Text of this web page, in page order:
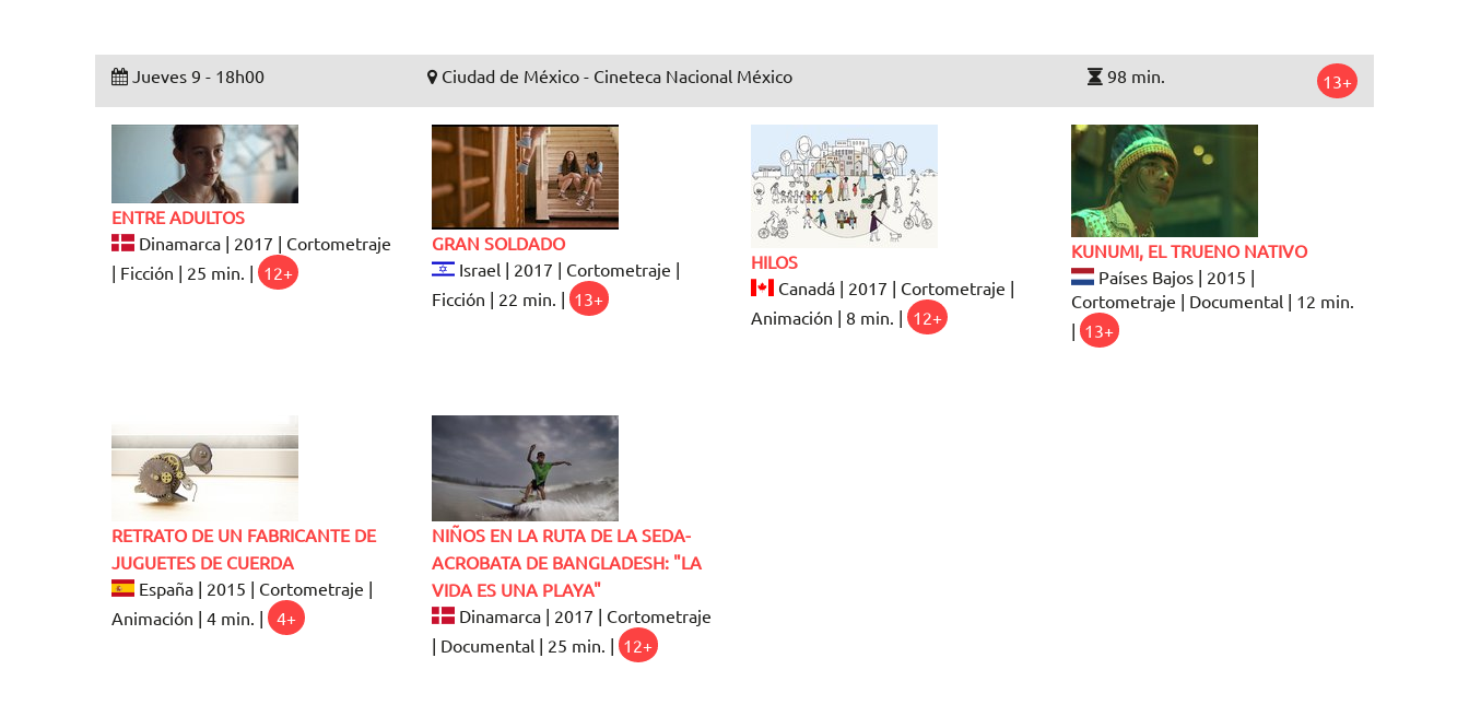
Jueves 9 - 18h00 Ciudad de México - Cineteca Nacional México 98 min. 13+
ENTRE ADULTOS
Dinamarca | 2017 | Cortometraje
| Ficción | 25 min. | 12+
GRAN SOLDADO
Israel | 2017 | Cortometraje |
Ficción | 22 min. | 13+
HILOS
Canadá | 2017 | Cortometraje |
Animación | 8 min. | 12+
KUNUMI, EL TRUENO NATIVO
Países Bajos | 2015 |
Cortometraje | Documental | 12 min.
| 13+
RETRATO DE UN FABRICANTE DE
JUGUETES DE CUERDA
España | 2015 | Cortometraje |
Animación | 4 min. |
4+
NIÑOS EN LA RUTA DE LA SEDA-
ACROBATA DE BANGLADESH: "LA
VIDA ES UNA PLAYA"
Dinamarca | 2017 | Cortometraje
| Documental | 25 min. | 12+